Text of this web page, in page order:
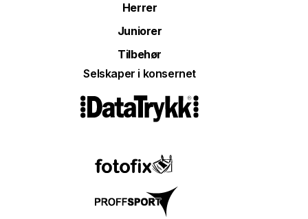
Herrer
Juniorer
Tilbehør
Selskaper i konsernet